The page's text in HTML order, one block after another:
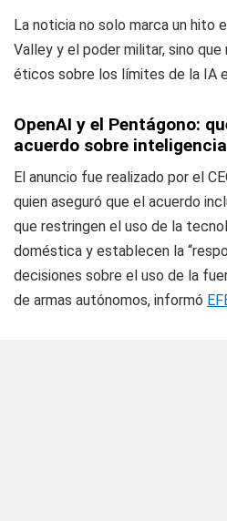
La noticia no solo marca un hito
Valley y el poder militar, sino
éticos sobre los límites de la IA
OpenAI y el Pentágono:
acuerdo sobre
El anuncio fue realizado por el
quien aseguró que el acuerdo
que restringen el uso de la
doméstica y establecen la
decisiones sobre el uso de la
de armas autónomos, informó